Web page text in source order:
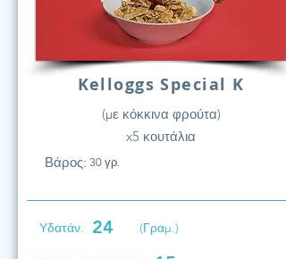
Kelloggs Special K
(με κόκκινα φρούτα)
x5 κουτάλια
Βάρος: 30 γρ.
Υδατάν. 24 (Γραμ.)